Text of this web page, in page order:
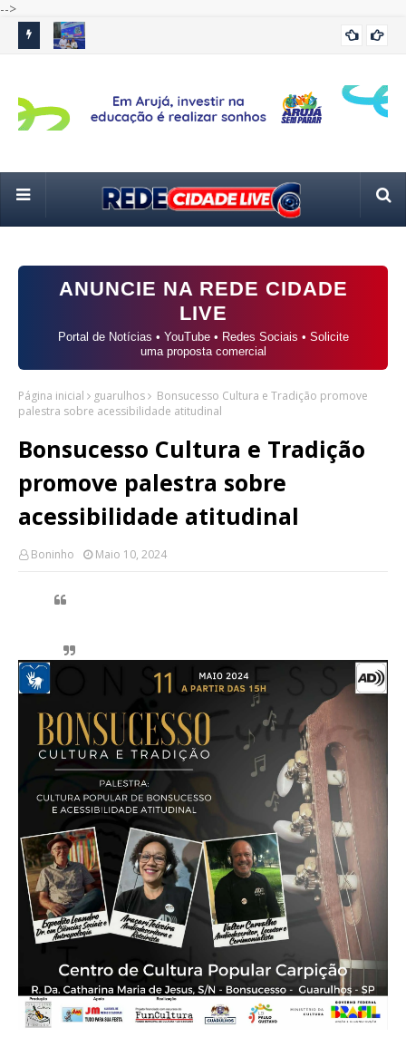
-->
Freitas, para visita às Carretas da Capacitação em Poá
ANUNCIE NA REDE CIDADE
LIVE
Portal de Notícias • YouTube • Redes Sociais • Solicite
uma proposta comercial
Página inicial guarulhos
Bonsucesso Cultura e Tradição promove
palestra sobre acessibilidade atitudinal
Bonsucesso Cultura e Tradição
promove palestra sobre
acessibilidade atitudinal
Boninho Maio 10, 2024